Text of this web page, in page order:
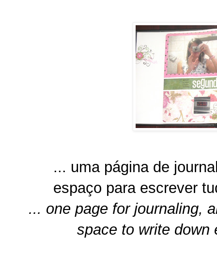
... uma página de
espaço para escrever
... one page for journaling,
space to write down